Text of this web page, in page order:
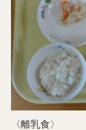
〈離乳食〉